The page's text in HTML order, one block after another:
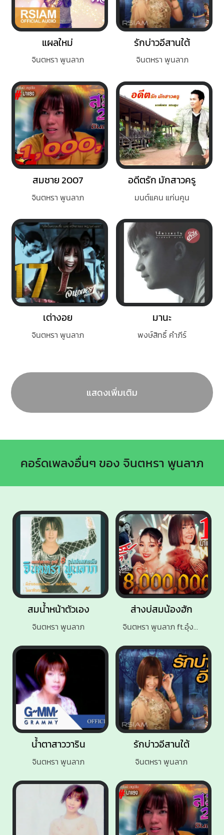
แผลใหม่
จินตหรา พูนลาภ
รักบ่าวอีสานใต้
จินตหรา พูนลาภ
สมชาย 2007
จินตหรา พูนลาภ
อดีตรัก มักสาวครู
มนต์แคน แก่นคูน
เต่างอย
จินตหรา พูนลาภ
มานะ
พงษ์สิทธิ์ คำภีร์
แสดงเพิ่มเติม
คอร์ดเพลงอื่นๆ ของ จินตหรา พูนลาภ
สมน้ำหน้าตัวเอง
จินตหรา พูนลาภ
รักบ่าวอีสานใต้
จินตหรา พูนลาภ
น้ำตาสาววาริน
จินตหรา พูนลาภ
ส่างบ่สมน้องฮัก
จินตหรา พูนลาภ ft.อุ๋งอิ๋ง เพชรบ้านแพง